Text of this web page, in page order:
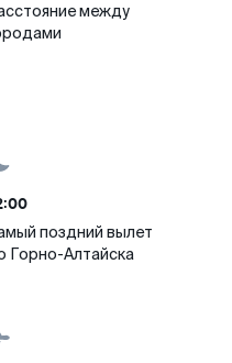
между
поздний вылет
Горно-Алтайска